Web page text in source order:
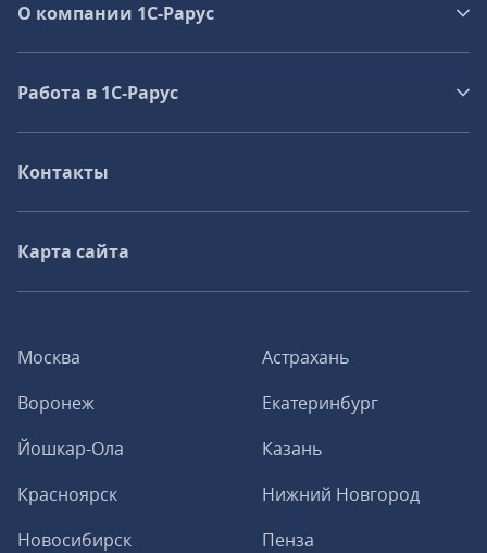
Москва
Астрахань
Воронеж
Екатеринбург
Йошкар-Ола
Казань
Красноярск
Нижний Новгород
Новосибирск
Пенза
О компании 1C-Рарус
Работа в 1С‑Рарус
Контакты
Карта сайта